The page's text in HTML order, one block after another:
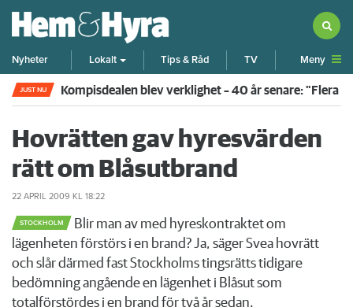
Nyheter Lokalt Tips & Råd TV Meny
JUST NU Kompisdealen blev verklighet – 40 år senare: "Flera
Hovrätten gav hyresvärden
rätt om Blåsutbrand
22 APRIL 2009 KL 18:22
STOCKHOLM
Blir man av med hyreskontraktet om
lägenheten förstörs i en brand? Ja, säger Svea hovrätt
och slår därmed fast Stockholms tingsrätts tidigare
bedömning angående en lägenhet i Blåsut som
totalförstördes i en brand för två år sedan.